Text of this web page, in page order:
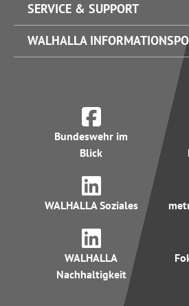
SERVICE & SUPPORT
WALHALLA
Bundeswehr im
Blick
WALHALLA Soziales
WALHALLA
Nachhaltigkeit